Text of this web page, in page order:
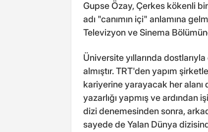
Gupse Özay, Çerkes kökenli
adı "canımın içi" anlamına
Televizyon ve Sinema
Üniversite yıllarında
almıştır. TRT'den yapım
kariyerine yarayacak her alanı
yazarlığı yapmış ve ardından
dizi denemesinden sonra,
sayede de Yalan Dünya